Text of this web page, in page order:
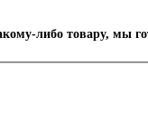
либо товару, мы